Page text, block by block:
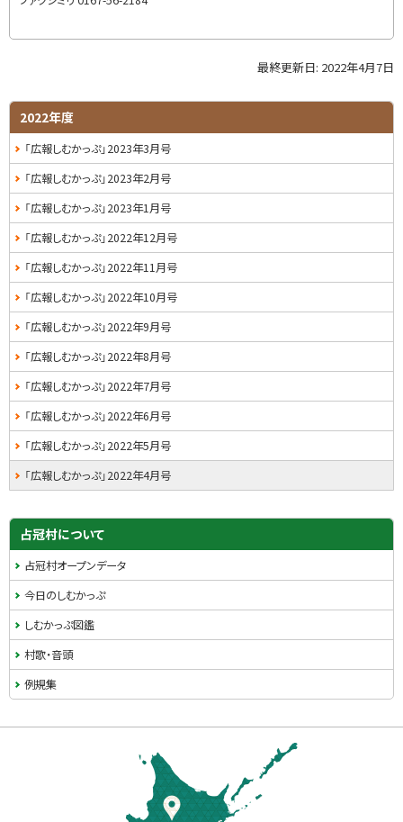
プ
に
戻
最終更新日: 2022年4月7日
サ
イ
ド
・
メ
ニ
ュ
ー
2022年度
「広報しむかっぷ」2023年3月号
「広報しむかっぷ」2023年2月号
「広報しむかっぷ」2023年1月号
「広報しむかっぷ」2022年12月号
「広報しむかっぷ」2022年11月号
「広報しむかっぷ」2022年10月号
「広報しむかっぷ」2022年9月号
「広報しむかっぷ」2022年8月号
「広報しむかっぷ」2022年7月号
「広報しむかっぷ」2022年6月号
「広報しむかっぷ」2022年5月号
「広報しむかっぷ」2022年4月号
占冠村について
占冠村オープンデータ
今日のしむかっぷ
しむかっぷ図鑑
村歌・音頭
例規集